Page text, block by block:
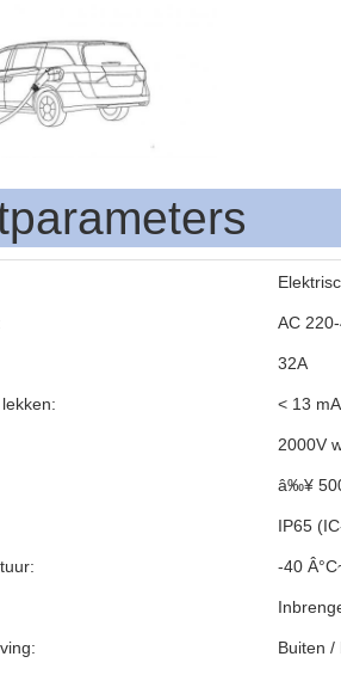
AC
32A
< 13 mA
2000V
â‰¥
IP65
-40
Buiten /